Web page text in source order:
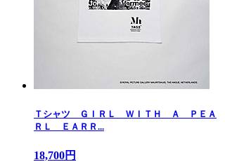
Ｔシャツ ＧＩＲＬ ＷＩＴＨ Ａ ＰＥＡ
ＲＬ ＥＡＲＲ...
18,700円